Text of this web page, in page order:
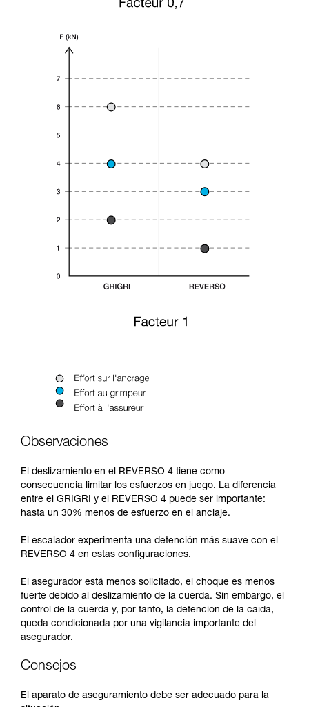
Observaciones
El deslizamiento en el REVERSO 4 tiene como
consecuencia limitar los esfuerzos en juego. La diferencia
entre el GRIGRI y el REVERSO 4 puede ser importante:
hasta un 30% menos de esfuerzo en el anclaje.
El escalador experimenta una detención más suave con el
REVERSO 4 en estas configuraciones.
El asegurador está menos solicitado, el choque es menos
fuerte debido al deslizamiento de la cuerda. Sin embargo, el
control de la cuerda y, por tanto, la detención de la caída,
queda condicionada por una vigilancia importante del
asegurador.
Consejos
El aparato de aseguramiento debe ser adecuado para la